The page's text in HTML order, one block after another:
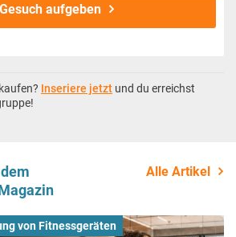
Gesuch aufgeben
Inseriere jetzt und du erreichst
Alle Artikel
von Fitnessgeräten